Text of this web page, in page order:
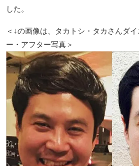
した。
＜↓の画像は、タカトシ・タカさんダ
ー・アフター写真＞